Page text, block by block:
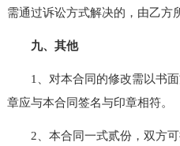
需通过诉讼方式解决的，由乙方
九、其他
1、对本合同的修改需以书面
章应与本合同签名与印章相符。
2、本合同一式贰份，双方可